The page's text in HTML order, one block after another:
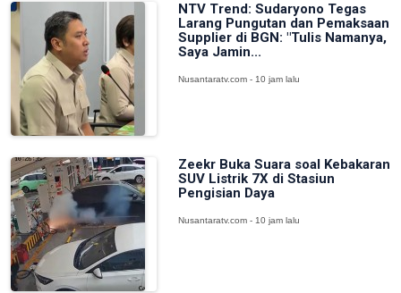
NTV Trend: Sudaryono Tegas
Larang Pungutan dan Pemaksaan
Supplier di BGN: "Tulis Namanya,
Saya Jamin...
Nusantaratv.com - 10 jam lalu
Zeekr Buka Suara soal Kebakaran
SUV Listrik 7X di Stasiun
Pengisian Daya
Nusantaratv.com - 10 jam lalu